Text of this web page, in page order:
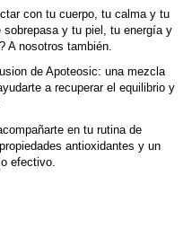
con tu cuerpo, tu calma y tu
y tu piel, tu energía y
A nosotros también.
de Apoteosic: una mezcla
a recuperar el equilibrio y
en tu rutina de
antioxidantes y un
efectivo.